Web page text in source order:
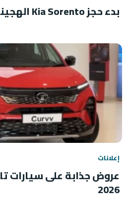
بدء حجز Kia Sorento الهجينة في الهند
إعلانات
عروض جذابة على
2026